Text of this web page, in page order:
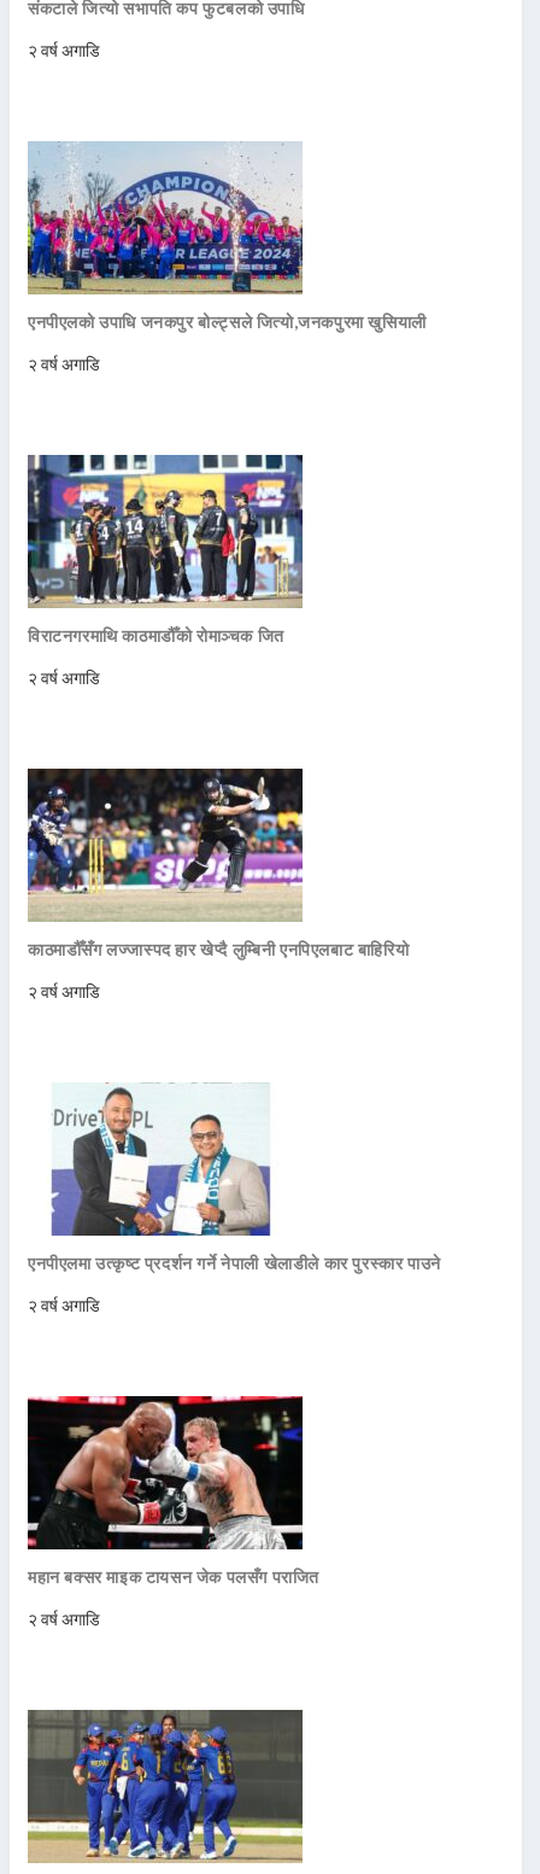
संकटाले जित्यो सभापति कप फुटबलको उपाधि
२ वर्ष अगाडि
एनपीएलको उपाधि जनकपुर बोल्ट्सले जित्याे,जनकपुरमा खुसियाली
२ वर्ष अगाडि
विराटनगरमाथि काठमाडौँको रोमाञ्चक जित
२ वर्ष अगाडि
काठमाडौँसँग लज्जास्पद हार खेप्दै लुम्बिनी एनपिएलबाट बाहिरियो
२ वर्ष अगाडि
एनपीएलमा उत्कृष्ट प्रदर्शन गर्ने नेपाली खेलाडीले कार पुरस्कार पाउने
२ वर्ष अगाडि
महान बक्सर माइक टायसन जेक पलसँग पराजित
२ वर्ष अगाडि